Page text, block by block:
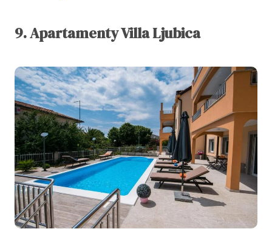
9. Apartamenty Villa Ljubica